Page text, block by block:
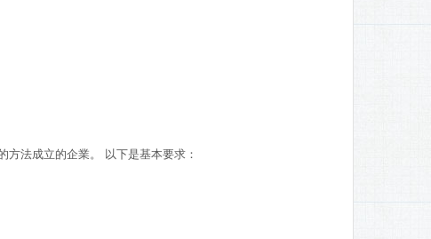
法成立的企業。 以下是基本要求：